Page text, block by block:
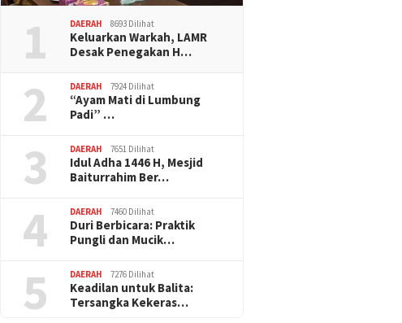
1 DAERAH 8693 Dilihat
Keluarkan Warkah, LAMR
Desak Penegakan H…
2 DAERAH 7924 Dilihat
“Ayam Mati di Lumbung
Padi” …
3 DAERAH 7651 Dilihat
Idul Adha 1446 H, Mesjid
Baiturrahim Ber…
4 DAERAH 7460 Dilihat
Duri Berbicara: Praktik
Pungli dan Mucik…
5 DAERAH 7276 Dilihat
Keadilan untuk Balita:
Tersangka Kekeras…